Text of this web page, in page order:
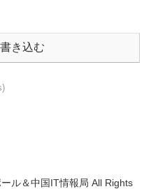
き込む
ル＆中国IT情報局 All Rights